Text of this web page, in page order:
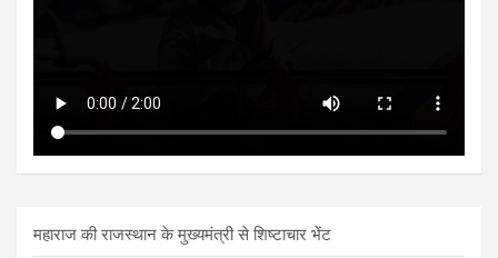
महाराज की राजस्थान के मुख्यमंत्री से शिष्टाचार भेंट